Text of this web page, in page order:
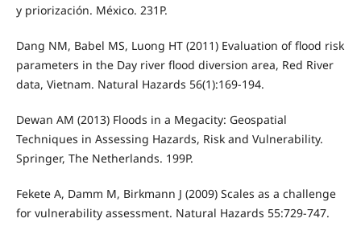
y priorización. México. 231P.
Dang NM, Babel MS, Luong HT (2011) Evaluation of flood risk
parameters in the Day river flood diversion area, Red River
data, Vietnam. Natural Hazards 56(1):169-194.
Dewan AM (2013) Floods in a Megacity: Geospatial
Techniques in Assessing Hazards, Risk and Vulnerability.
Springer, The Netherlands. 199P.
Fekete A, Damm M, Birkmann J (2009) Scales as a challenge
for vulnerability assessment. Natural Hazards 55:729-747.